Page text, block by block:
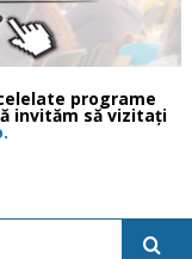
programe
invităm să vizitați